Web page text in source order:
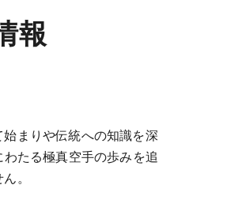
報
まりや伝統への知識を深
たる極真空手の歩みを追
。